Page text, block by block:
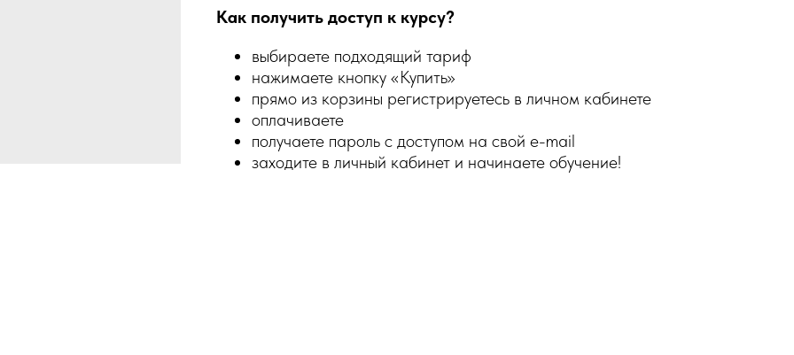
Как получить доступ к курсу?
выбираете подходящий тариф
нажимаете кнопку «Купить»
прямо из корзины регистрируетесь в личном кабинете
оплачиваете
получаете пароль с доступом на свой e-mail
заходите в личный кабинет и начинаете обучение!